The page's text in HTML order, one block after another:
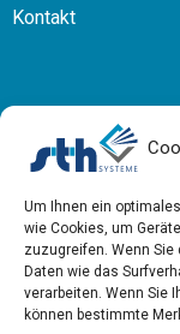
Um Ihnen ein
wie Cookies, um
zuzugreifen. Wenn
Daten wie das
verarbeiten. Wenn Sie
können bestimmte
Kontakt